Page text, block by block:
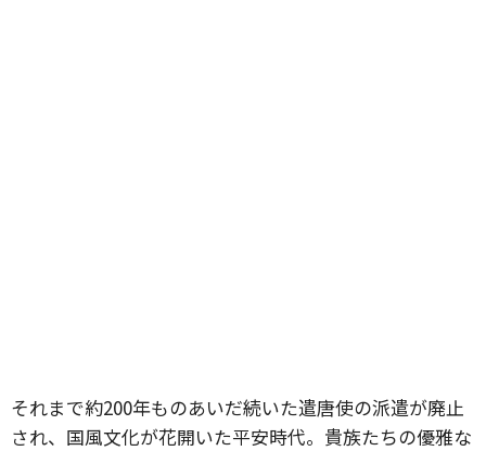
それまで約200年ものあいだ続いた遣唐使の派遣が廃止
され、国風文化が花開いた平安時代。貴族たちの優雅な